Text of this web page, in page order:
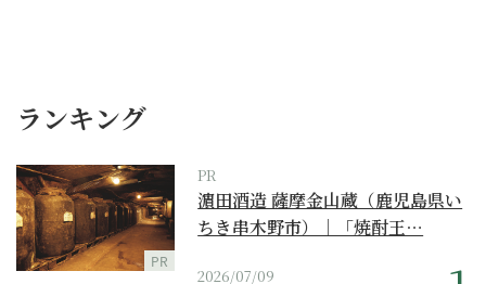
ランキング
PR
PR
濵田酒造 薩摩金山蔵（鹿児島県い
ちき串木野市）｜「焼酎王…
2026/07/09